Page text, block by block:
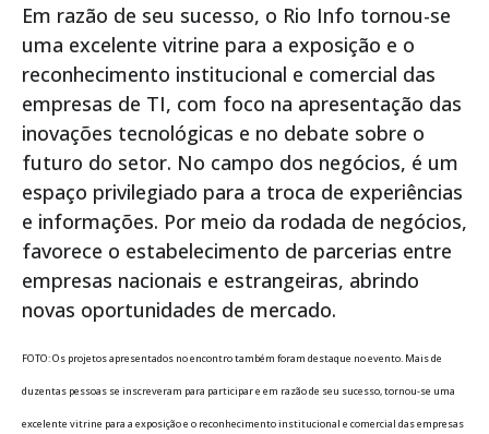
Em razão de seu sucesso, o Rio Info tornou-se
uma excelente vitrine para a exposição e o
reconhecimento institucional e comercial das
empresas de TI, com foco na apresentação das
inovações tecnológicas e no debate sobre o
futuro do setor. No campo dos negócios, é um
espaço privilegiado para a troca de experiências
e informações. Por meio da rodada de negócios,
favorece o estabelecimento de parcerias entre
empresas nacionais e estrangeiras, abrindo
novas oportunidades de mercado.
FOTO: Os projetos apresentados no encontro também foram destaque no evento. Mais de
duzentas pessoas se inscreveram para participar e em razão de seu sucesso, tornou-se uma
excelente vitrine para a exposição e o reconhecimento institucional e comercial das empresas